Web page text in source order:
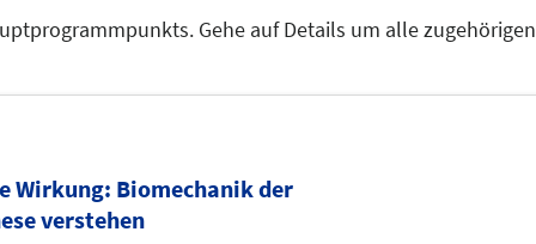
Gehe auf Details um alle zugehörigen
Wirkung: Biomechanik der
verstehen